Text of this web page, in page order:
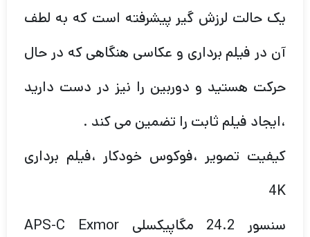
یک حالت لرزش گیر پیشرفته است که به لطف
آن در فیلم برداری و عکاسی هنگاهی که در حال
حرکت هستید و دوربین را نیز در دست دارید
،ایجاد فیلم ثابت را تضمین می کند .
کیفیت تصویر ،فوکوس خودکار ،فیلم برداری
4K
سنسور 24.2 مگاپیکسلی APS-C Exmor